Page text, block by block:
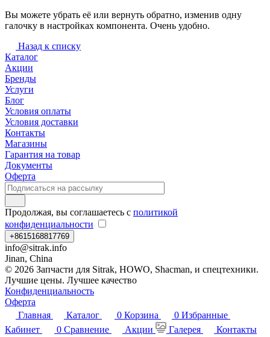
Вы можете убрать её или вернуть обратно, изменив одну
галочку в настройках компонента. Очень удобно.
Назад к списку
Каталог
Акции
Бренды
Услуги
Блог
Условия оплаты
Условия доставки
Контакты
Магазины
Гарантия на товар
Документы
Оферта
Продолжая, вы соглашаетесь с политикой
конфиденциальности
+8615168817769
info@sitrak.info
Jinan, China
© 2026 Запчасти для Sitrak, HOWO, Shacman, и спецтехники.
Лучшие цены. Лучшее качество
Конфиденциальность
Оферта
Главная
Каталог 0 Корзина 0 Избранные
Кабинет
0 Сравнение Акции Галерея Контакты